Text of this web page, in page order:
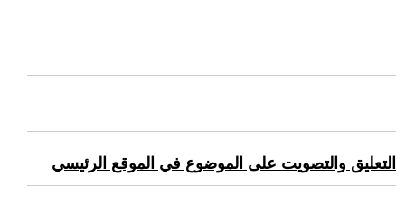
التعليق والتصويت على الموضوع في الموقع الرئيسي